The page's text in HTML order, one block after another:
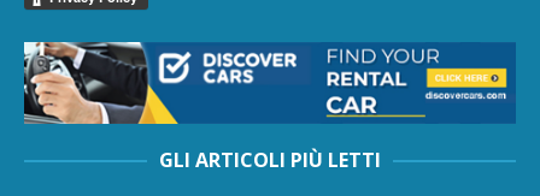
GLI ARTICOLI PIÙ LETTI